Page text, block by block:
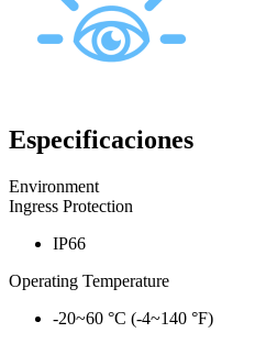
Especificaciones
Environment
Ingress Protection
IP66
Operating Temperature
-20~60 °C (-4~140 °F)